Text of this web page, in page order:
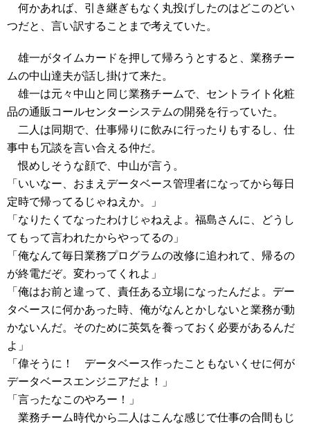
何かあれば、引き継ぎもなく丸投げしたのはどこのどい
つだと、言い訳することまで考えていた。
雄一がタイムカードを押して帰ろうとすると、業務チー
ムの中山達夫が話し掛けて来た。
雄一は元々中山と同じ業務チームで、セントライト化粧
品の通販コールセンターシステムの開発を行っていた。
二人は同期で、仕事帰りに飲みに行ったりもするし、仕
事中も冗談を言い合える仲だ。
恨めしそうな顔で、中山が言う。
「いいなー、おまえデータベース管理者になってから毎日
定時で帰ってるじゃねえか。」
「なりたくてなったわけじゃねえよ。福島さんに、どうし
てもって言われたからやってるの」
「俺なんて毎日業務プログラムの改修に追われて、帰るの
が終電だぞ。変わってくれよ」
「俺はお前と違って、責任ある立場になったんだよ。デー
タベースに何かあった時、俺がなんとかしないと業務が動
かないんだ。そのために英気を養っておく必要があるんだ
よ」
「偉そうに！ データベース作ったこともないくせに何が
データベースエンジニアだよ！」
「言ったなこのやろー！」
業務チーム時代から二人はこんな感じで仕事の合間もじ